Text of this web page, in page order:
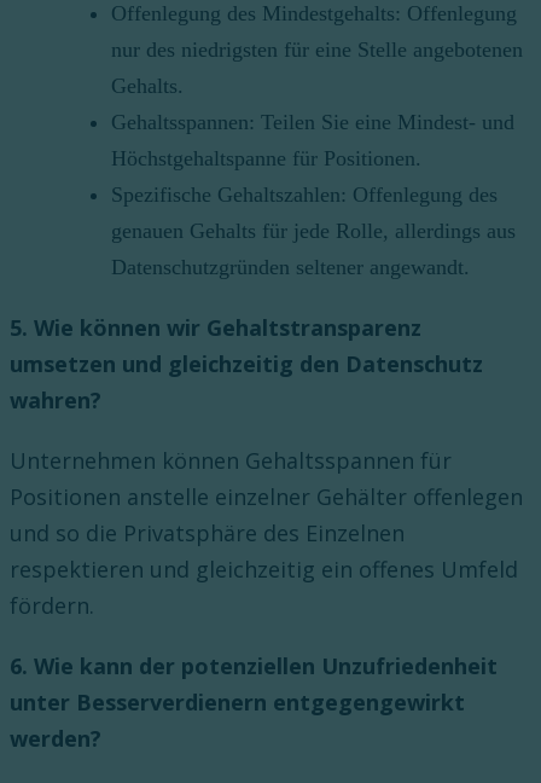
Offenlegung des Mindestgehalts: Offenlegung
nur des niedrigsten für eine Stelle angebotenen
Gehalts.
Gehaltsspannen: Teilen Sie eine Mindest- und
Höchstgehaltspanne für Positionen.
Spezifische Gehaltszahlen: Offenlegung des
genauen Gehalts für jede Rolle, allerdings aus
Datenschutzgründen seltener angewandt.
5. Wie können wir Gehaltstransparenz
umsetzen und gleichzeitig den Datenschutz
wahren?
Unternehmen können Gehaltsspannen für
Positionen anstelle einzelner Gehälter offenlegen
und so die Privatsphäre des Einzelnen
respektieren und gleichzeitig ein offenes Umfeld
fördern.
6. Wie kann der potenziellen Unzufriedenheit
unter Besserverdienern entgegengewirkt
werden?